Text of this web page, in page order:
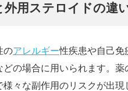
外用ステロイドの違
のアレルギー性疾患や自己免
の場合に用いられます。
々な副作用のリスクが出